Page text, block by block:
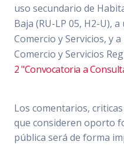
uso secundario de
Baja (RU-LP 05, H2-U),
Comercio y Servicios, y
Comercio y Servicios
2 "Convocatoria a
Los comentarios,
que consideren oporto
pública será de forma